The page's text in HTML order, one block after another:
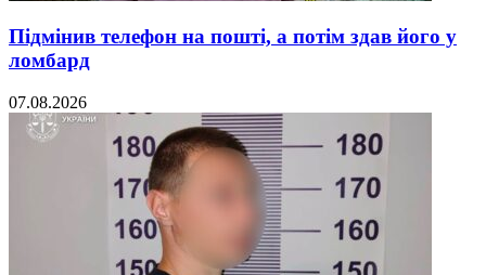
Підмінив телефон на пошті, а потім здав його у
ломбард
07.08.2026